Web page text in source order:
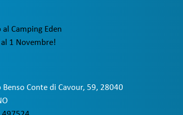
al Camping Eden
1 Novembre!
Benso Conte di Cavour, 59, 28040